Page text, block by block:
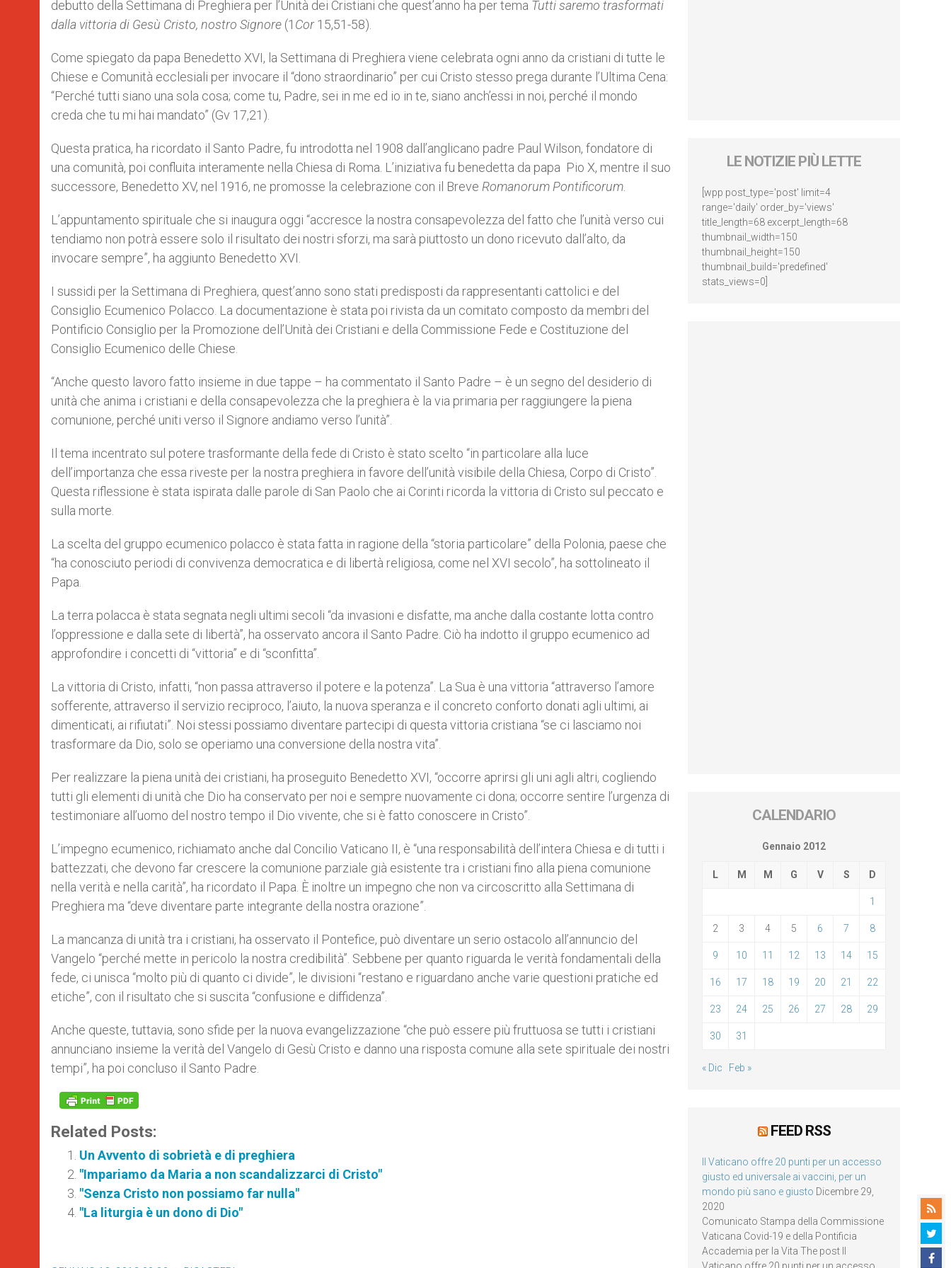
r
debutto della Settimana di Preghiera per l’Unità dei Cristiani che quest’anno ha per tema Tutti saremo trasformati
dalla vittoria di Gesù Cristo, nostro Signore (1 Cor15,51-58).
Come spiegato da papa Benedetto XVI, la Settimana di Preghiera viene celebrata ogni anno da cristiani di tutte le
Chiese e Comunità ecclesiali per invocare il “dono straordinario” per cui Cristo stesso prega durante l’Ultima Cena:
“Perché tutti siano una sola cosa; come tu, Padre, sei in me ed io in te, siano anch’essi in noi, perché il mondo
creda che tu mi hai mandato” (Gv 17,21).
Questa pratica, ha ricordato il Santo Padre, fu introdotta nel 1908 dall’anglicano padre Paul Wilson, fondatore di
una comunità, poi confluita interamente nella Chiesa di Roma. L’iniziativa fu benedetta da papa Pio X, mentre il suo
successore, Benedetto XV, nel 1916, ne promosse la celebrazione con il Breve Romanorum Pontificorum
L’appuntamento spirituale che si inaugura oggi “accresce la nostra consapevolezza del fatto che l’unità verso cui
tendiamo non potrà essere solo il risultato dei nostri sforzi, ma sarà piuttosto un dono ricevuto dall’alto, da
invocare sempre”, ha aggiunto Benedetto XVI.
I sussidi per la Settimana di Preghiera, quest’anno sono stati predisposti da rappresentanti cattolici e del
Consiglio Ecumenico Polacco. La documentazione è stata poi rivista da un comitato composto da membri del
Pontificio Consiglio per la Promozione dell’Unità dei Cristiani e della Commissione Fede e Costituzione del
Consiglio Ecumenico delle Chiese.
“Anche questo lavoro fatto insieme in due tappe – ha commentato il Santo Padre – è un segno del desiderio di
unità che anima i cristiani e della consapevolezza che la preghiera è la via primaria per raggiungere la piena
comunione, perché uniti verso il Signore andiamo verso l’unità”.
Il tema incentrato sul potere trasformante della fede di Cristo è stato scelto “in particolare alla luce
dell’importanza che essa riveste per la nostra preghiera in favore dell’unità visibile della Chiesa, Corpo di Cristo”.
Questa riflessione è stata ispirata dalle parole di San Paolo che ai Corinti ricorda la vittoria di Cristo sul peccato e
sulla morte.
La scelta del gruppo ecumenico polacco è stata fatta in ragione della “storia particolare” della Polonia, paese che
“ha conosciuto periodi di convivenza democratica e di libertà religiosa, come nel XVI secolo”, ha sottolineato il
Papa.
La terra polacca è stata segnata negli ultimi secoli “da invasioni e disfatte, ma anche dalla costante lotta contro
l’oppressione e dalla sete di libertà”, ha osservato ancora il Santo Padre. Ciò ha indotto il gruppo ecumenico ad
approfondire i concetti di “vittoria” e di “sconfitta”.
La vittoria di Cristo, infatti, “non passa attraverso il potere e la potenza”. La Sua è una vittoria “attraverso l’amore
sofferente, attraverso il servizio reciproco, l’aiuto, la nuova speranza e il concreto conforto donati agli ultimi, ai
dimenticati, ai rifiutati”. Noi stessi possiamo diventare partecipi di questa vittoria cristiana “se ci lasciamo noi
trasformare da Dio, solo se operiamo una conversione della nostra vita”.
Per realizzare la piena unità dei cristiani, ha proseguito Benedetto XVI, “occorre aprirsi gli uni agli altri, cogliendo
tutti gli elementi di unità che Dio ha conservato per noi e sempre nuovamente ci dona; occorre sentire l’urgenza di
testimoniare all’uomo del nostro tempo il Dio vivente, che si è fatto conoscere in Cristo”.
L’impegno ecumenico, richiamato anche dal Concilio Vaticano II, è “una responsabilità dell’intera Chiesa e di tutti i
battezzati, che devono far crescere la comunione parziale già esistente tra i cristiani fino alla piena comunione
nella verità e nella carità”, ha ricordato il Papa. È inoltre un impegno che non va circoscritto alla Settimana di
Preghiera ma “deve diventare parte integrante della nostra orazione”.
La mancanza di unità tra i cristiani, ha osservato il Pontefice, può diventare un serio ostacolo all’annuncio del
Vangelo “perché mette in pericolo la nostra credibilità”. Sebbene per quanto riguarda le verità fondamentali della
fede, ci unisca “molto più di quanto ci divide”, le divisioni “restano e riguardano anche varie questioni pratiche ed
etiche”, con il risultato che si suscita “confusione e diffidenza”.
Anche queste, tuttavia, sono sfide per la nuova evangelizzazione “che può essere più fruttuosa se tutti i cristiani
annunciano insieme la verità del Vangelo di Gesù Cristo e danno una risposta comune alla sete spirituale dei nostri
tempi”, ha poi concluso il Santo Padre.
Related Posts:
Un Avvento di sobrietà e di preghiera
"Impariamo da Maria a non scandalizzarci di Cristo"
"Senza Cristo non possiamo far nulla"
"La liturgia è un dono di Dio"
LE NOTIZIE PIÙ LETTE
[wpp post_type='post' limit=4
range='daily' order_by='views'
title_length=68 excerpt_length=68
thumbnail_width=150
thumbnail_height=150
thumbnail_build='predefined'
stats_views=0]
CALENDARIO
Gennaio 2012
L M M G V S D
1
2 3 4 5 6 7 8
9 10 11 12 13 14 15
16 17 18 19 20 21 22
23 24 25 26 27 28 29
30 31
« Dic Feb »
FEED RSS
Il Vaticano offre 20 punti per un accesso
giusto ed universale ai vaccini, per un
mondo più sano e giusto Dicembre 29,
2020
Comunicato Stampa della Commissione
Vaticana Covid-19 e della Pontificia
Accademia per la Vita The post Il